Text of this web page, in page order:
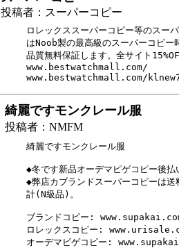
投稿者：スーパーコピー
ロレックススーパーコピー等のスー
はNoob製の最高級のスーパーコピ
品質無料保証します。全サイト
www.bestwatchmall.com/
綺麗ですモンクレール服
投稿者：NMFM
綺麗ですモンクレール服
◆冬です新品オーデマピゲコピー後払
◆弊店カブランドスーパーコピーは
計(N級品)。
ブランドコピー:
ロレックスコピー:
オーデマピゲコピー: